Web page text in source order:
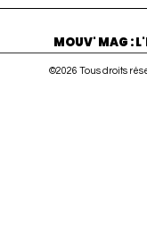
MOUV' MAG :
©2026 Tous droits